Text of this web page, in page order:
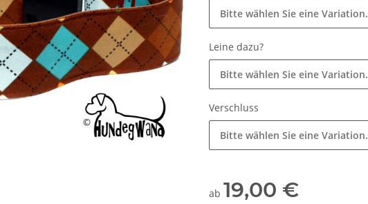
Bitte wählen Sie eine Variation.
Leine dazu?
Bitte wählen Sie eine Variation.
Verschluss
Bitte wählen Sie eine Variation.
ab 19,00 €